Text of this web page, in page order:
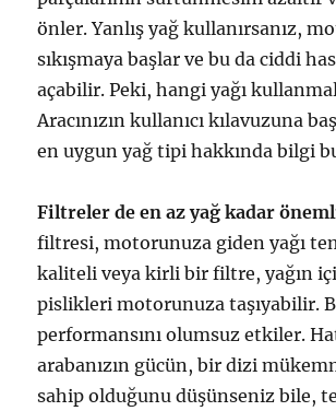
önler. Yanlış yağ kullanırsanız,
sıkışmaya başlar ve bu da ciddi
açabilir. Peki, hangi yağı
Aracınızın kullanıcı kılavuzuna
en uygun yağ tipi hakkında bilgi
Filtreler de en az yağ kadar
filtresi, motorunuza giden yağı
kaliteli veya kirli bir filtre, yağın
pislikleri motorunuza taşıyabilir.
performansını olumsuz etkiler.
arabanızın gücün, bir dizi
sahip olduğunu düşünseniz bile,